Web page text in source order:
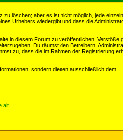
zu löschen; aber es ist nicht möglich, jede
Urhebers wiedergibt und dass die
in diesem Forum zu veröffentlichen. Verstöße
Du räumst den Betreibern,
zu, dass die im Rahmen der Registrierung
sondern dienen ausschließlich dem
alt.